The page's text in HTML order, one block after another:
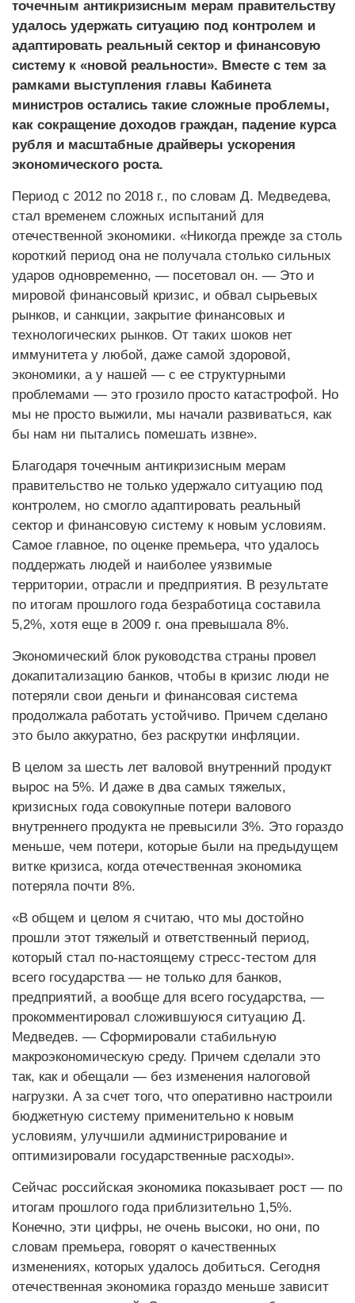
точечным антикризисным мерам правительству
удалось удержать ситуацию под контролем и
адаптировать реальный сектор и финансовую
систему к «новой реальности». Вместе с тем за
рамками выступления главы Кабинета
министров остались такие сложные проблемы,
как сокращение доходов граждан, падение курса
рубля и масштабные драйверы ускорения
экономического роста.
Период с 2012 по 2018 г., по словам Д. Медведева,
стал временем сложных испытаний для
отечественной экономики. «Никогда прежде за столь
короткий период она не получала столько сильных
ударов одновременно, — посетовал он. — Это и
мировой финансовый кризис, и обвал сырьевых
рынков, и санкции, закрытие финансовых и
технологических рынков. От таких шоков нет
иммунитета у любой, даже самой здоровой,
экономики, а у нашей — с ее структурными
проблемами — это грозило просто катастрофой. Но
мы не просто выжили, мы начали развиваться, как
бы нам ни пытались помешать извне».
Благодаря точечным антикризисным мерам
правительство не только удержало ситуацию под
контролем, но смогло адаптировать реальный
сектор и финансовую систему к новым условиям.
Самое главное, по оценке премьера, что удалось
поддержать людей и наиболее уязвимые
территории, отрасли и предприятия. В результате
по итогам прошлого года безработица составила
5,2%, хотя еще в 2009 г. она превышала 8%.
Экономический блок руководства страны провел
докапитализацию банков, чтобы в кризис люди не
потеряли свои деньги и финансовая система
продолжала работать устойчиво. Причем сделано
это было аккуратно, без раскрутки инфляции.
В целом за шесть лет валовой внутренний продукт
вырос на 5%. И даже в два самых тяжелых,
кризисных года совокупные потери валового
внутреннего продукта не превысили 3%. Это гораздо
меньше, чем потери, которые были на предыдущем
витке кризиса, когда отечественная экономика
потеряла почти 8%.
«В общем и целом я считаю, что мы достойно
прошли этот тяжелый и ответственный период,
который стал по-настоящему стресс-тестом для
всего государства — не только для банков,
предприятий, а вообще для всего государства, —
прокомментировал сложившуюся ситуацию Д.
Медведев. — Сформировали стабильную
макроэкономическую среду. Причем сделали это
так, как и обещали — без изменения налоговой
нагрузки. А за счет того, что оперативно настроили
бюджетную систему применительно к новым
условиям, улучшили администрирование и
оптимизировали государственные расходы».
Сейчас российская экономика показывает рост — по
итогам прошлого года приблизительно 1,5%.
Конечно, эти цифры, не очень высоки, но они, по
словам премьера, говорят о качественных
изменениях, которых удалось добиться. Сегодня
отечественная экономика гораздо меньше зависит